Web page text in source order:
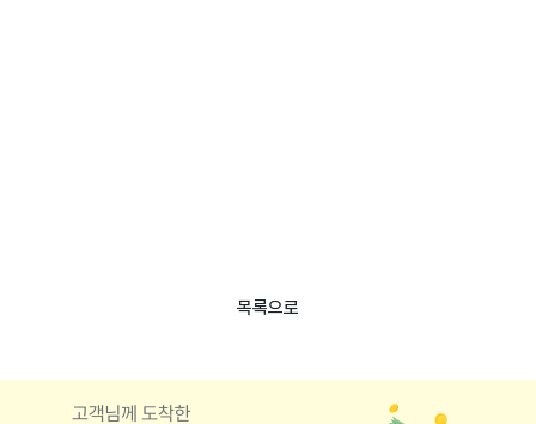
목록으로